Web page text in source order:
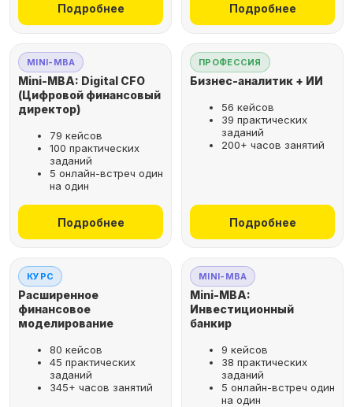
Подробнее Подробнее
MINI-MBA
Mini-MBA: Digital CFO
(Цифровой финансовый
директор)
79 кейсов
100 практических
заданий
5 онлайн-встреч один
на один
Подробнее
ПРОФЕССИЯ
Бизнес-аналитик + ИИ
56 кейсов
39 практических
заданий
200+ часов занятий
Подробнее
КУРС
Расширенное
финансовое
моделирование
80 кейсов
45 практических
заданий
345+ часов занятий
MINI-MBA
Mini-MBA:
Инвестиционный
банкир
9 кейсов
38 практических
заданий
5 онлайн-встреч один
на один